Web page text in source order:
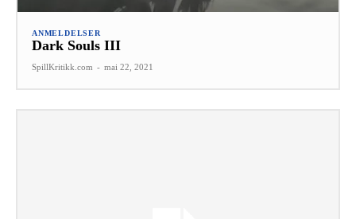
ANMELDELSER
Dark Souls III
SpillKritikk.com - mai 22, 2021